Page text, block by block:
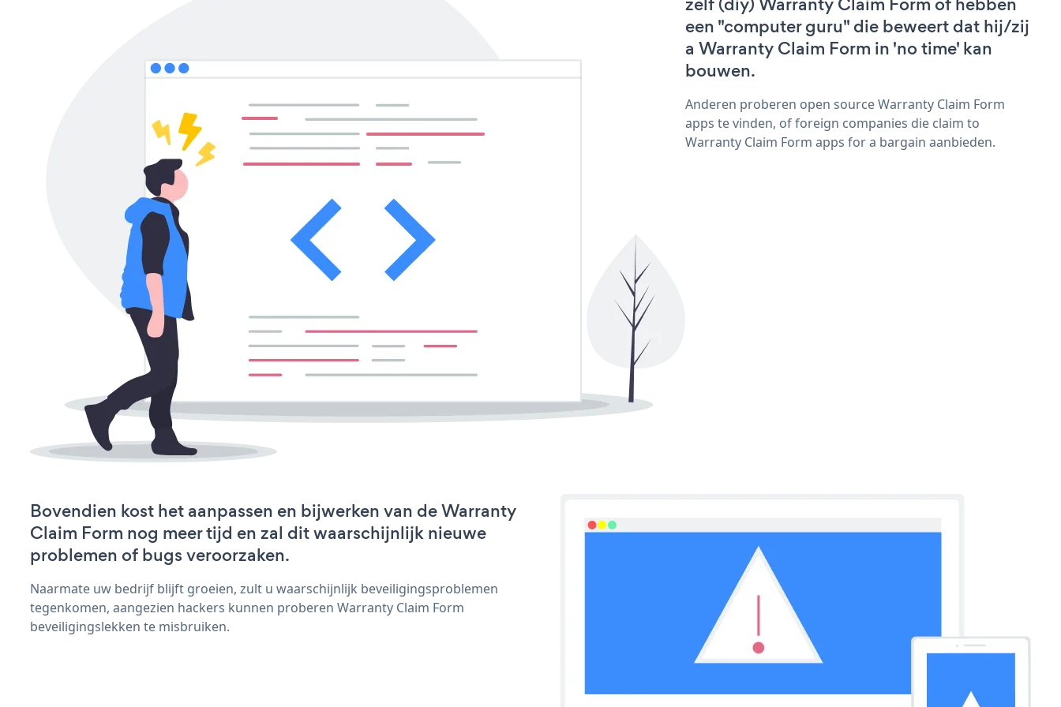
een "computer guru" die beweert dat hij/zij
a Warranty Claim Form in 'no time' kan
bouwen.
Anderen proberen open source Warranty Claim Form
apps te vinden, of foreign companies die claim to
Warranty Claim Form apps for a bargain aanbieden.
Bovendien kost het aanpassen en bijwerken van de Warranty
Claim Form nog meer tijd en zal dit waarschijnlijk nieuwe
problemen of bugs veroorzaken.
Naarmate uw bedrijf blijft groeien, zult u waarschijnlijk beveiligingsproblemen
tegenkomen, aangezien hackers kunnen proberen Warranty Claim Form
beveiligingslekken te misbruiken.